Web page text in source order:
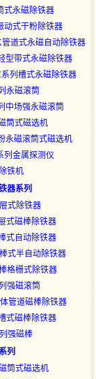
式永磁除铁器
动式干粉除铁器
道式永磁自动除铁器
型带式永磁除铁器
系列槽式永磁除铁器
永磁滚筒
中场强永磁滚筒
筒式磁选机
永磁滚筒式磁选机
列金属探测仪
铁机
器系列
式除铁器
式磁棒除铁器
式自动除铁器
式半自动除铁器
格栅式除铁器
强磁滚筒
管道磁棒除铁器
式磁棒除铁器
强磁棒
列
筒式磁选机